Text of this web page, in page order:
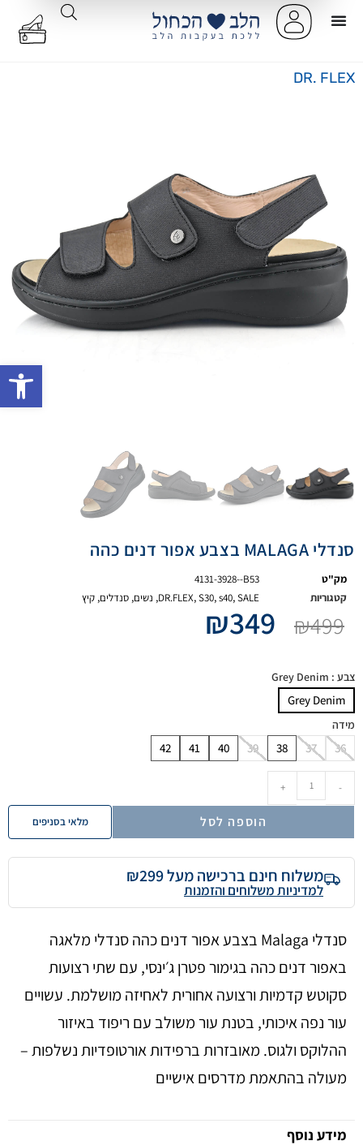
DR. FLEX
סנדלי MALAGA בצבע אפור דנים כהה
מק"ט
4131-3928--B53
קטגוריות
DR.FLEX,S30,s40,SALE
, נשים, סנדלים, קיץ
₪499
₪349
צבע : Grey Denim
Grey Denim
מידה
36
37
38
39
40
41
42
-
+
הוספה לסל מלאי בסניפים
משלוח חינם ברכישה מעל ₪299
למדיניות משלוחים והזמנות
סנדלי Malaga בצבע אפור דנים כהה סנדלי מלאגה
באפור דנים כהה בגימור פטרן ג׳ינסי, עם שתי רצועות
סקוטש קדמיות ורצועה אחורית לאחיזה מושלמת. עשויים
עור נפה איכותי, בטנת עור משולב עם ריפוד באיזור
ההלוקס ולגוס. מאובזרות ברפידות אורטופדיות נשלפות –
מעולה בהתאמת מדרסים אישיים
מידע נוסף